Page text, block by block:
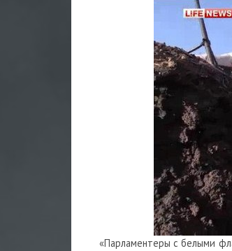
«Парламентеры с белыми